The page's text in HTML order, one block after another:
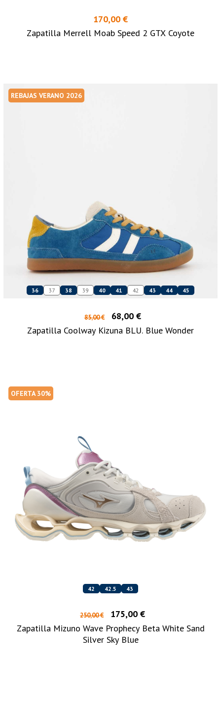
170,00 €
Zapatilla Merrell Moab Speed 2 GTX Coyote
REBAJAS VERANO 2026
36 37 38 39 40 41 42 43 44 45
85,00 €
68,00 €
Zapatilla Coolway Kizuna BLU. Blue Wonder
OFERTA 30%
42 42.5 43
250,00 €
175,00 €
Zapatilla Mizuno Wave Prophecy Beta White Sand
Silver Sky Blue